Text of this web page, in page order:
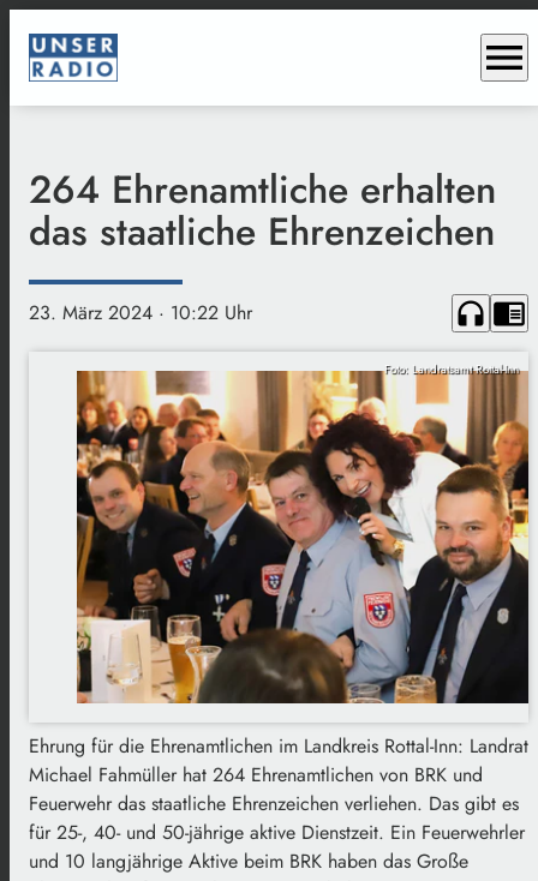
menu
264 Ehrenamtliche erhalten
das staatliche Ehrenzeichen
23. März 2024 · 10:22 Uhr headphones chrome_reader_mode
Foto: Landratsamt Rottal-Inn
Ehrung für die Ehrenamtlichen im Landkreis Rottal-Inn: Landrat
Michael Fahmüller hat 264 Ehrenamtlichen von BRK und
Feuerwehr das staatliche Ehrenzeichen verliehen. Das gibt es
für 25-, 40- und 50-jährige aktive Dienstzeit. Ein Feuerwehrler
und 10 langjährige Aktive beim BRK haben das Große